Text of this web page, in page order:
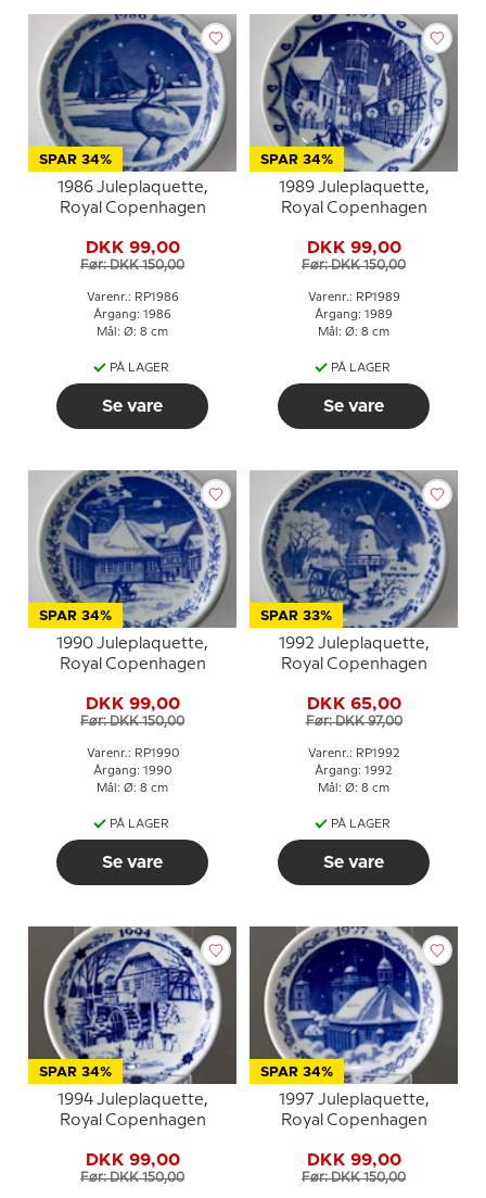
SPAR 34%
1986 Juleplaquette,
Royal Copenhagen
DKK 99,00
Før: DKK 150,00
Varenr.: RP1986
Årgang: 1986
Mål: Ø: 8 cm
PÅ LAGER
Se vare
SPAR 34%
1989 Juleplaquette,
Royal Copenhagen
DKK 99,00
Før: DKK 150,00
Varenr.: RP1989
Årgang: 1989
Mål: Ø: 8 cm
PÅ LAGER
Se vare
SPAR 34%
1990 Juleplaquette,
Royal Copenhagen
DKK 99,00
Før: DKK 150,00
Varenr.: RP1990
Årgang: 1990
Mål: Ø: 8 cm
PÅ LAGER
Se vare
SPAR 33%
1992 Juleplaquette,
Royal Copenhagen
DKK 65,00
Før: DKK 97,00
Varenr.: RP1992
Årgang: 1992
Mål: Ø: 8 cm
PÅ LAGER
Se vare
SPAR 34%
1994 Juleplaquette,
Royal Copenhagen
DKK 99,00
Før: DKK 150,00
SPAR 34%
1997 Juleplaquette,
Royal Copenhagen
DKK 99,00
Før: DKK 150,00